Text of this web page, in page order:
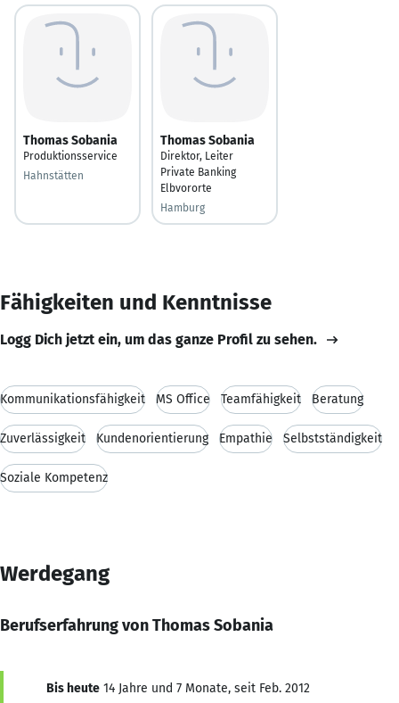
Thomas Sobania
Produktionsservice
Hahnstätten
Thomas Sobania
Direktor, Leiter
Private Banking
Elbvororte
Hamburg
Fähigkeiten und Kenntnisse
Logg Dich jetzt ein, um das ganze Profil zu sehen.
Kommunikationsfähigkeit MS Office Teamfähigkeit Beratung
Zuverlässigkeit Kundenorientierung Empathie Selbstständigkeit
Soziale Kompetenz
Werdegang
Berufserfahrung von Thomas Sobania
Bis heute 14 Jahre und 7 Monate, seit Feb. 2012